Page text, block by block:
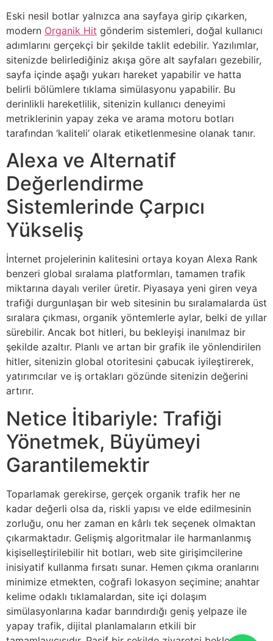
Eski nesil botlar yalnızca ana sayfaya girip çıkarken,
modern Organik Hit gönderim sistemleri, doğal kullanıcı
adımlarını gerçekçi bir şekilde taklit edebilir. Yazılımlar,
sitenizde belirlediğiniz akışa göre alt sayfaları gezebilir,
sayfa içinde aşağı yukarı hareket yapabilir ve hatta
belirli bölümlere tıklama simülasyonu yapabilir. Bu
derinlikli hareketlilik, sitenizin kullanıcı deneyimi
metriklerinin yapay zeka ve arama motoru botları
tarafından ‘kaliteli’ olarak etiketlenmesine olanak tanır.
Alexa ve Alternatif
Değerlendirme
Sistemlerinde Çarpıcı
Yükseliş
İnternet projelerinin kalitesini ortaya koyan Alexa Rank
benzeri global sıralama platformları, tamamen trafik
miktarına dayalı veriler üretir. Piyasaya yeni giren veya
trafiği durgunlaşan bir web sitesinin bu sıralamalarda üst
sıralara çıkması, organik yöntemlerle aylar, belki de yıllar
sürebilir. Ancak bot hitleri, bu bekleyişi inanılmaz bir
şekilde azaltır. Planlı ve artan bir grafik ile yönlendirilen
hitler, sitenizin global otoritesini çabucak iyileştirerek,
yatırımcılar ve iş ortakları gözünde sitenizin değerini
artırır.
Netice İtibariyle: Trafiği
Yönetmek, Büyümeyi
Garantilemektir
Toparlamak gerekirse, gerçek organik trafik her ne
kadar değerli olsa da, riskli yapısı ve elde edilmesinin
zorluğu, onu her zaman en kârlı tek seçenek olmaktan
çıkarmaktadır. Gelişmiş algoritmalar ile harmanlanmış
kişiselleştirilebilir hit botları, web site girişimcilerine
inisiyatif kullanma fırsatı sunar. Hemen çıkma oranlarını
minimize etmekten, coğrafi lokasyon seçimine; anahtar
kelime odaklı tıklamalardan, site içi dolaşım
simülasyonlarına kadar barındırdığı geniş yelpaze ile
yapay trafik, dijital planlamaların etkili bir